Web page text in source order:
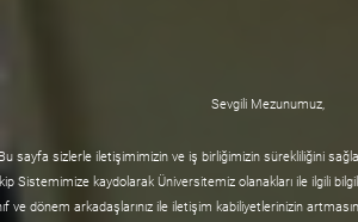
Sevgili Mezunumuz,
sayfa sizlerle iletişimimizin ve iş birliğimizin sürekliliğini
Sistemimize kaydolarak Üniversitemiz olanakları ile ilgili
ve dönem arkadaşlarınız ile iletişim kabiliyetlerinizin